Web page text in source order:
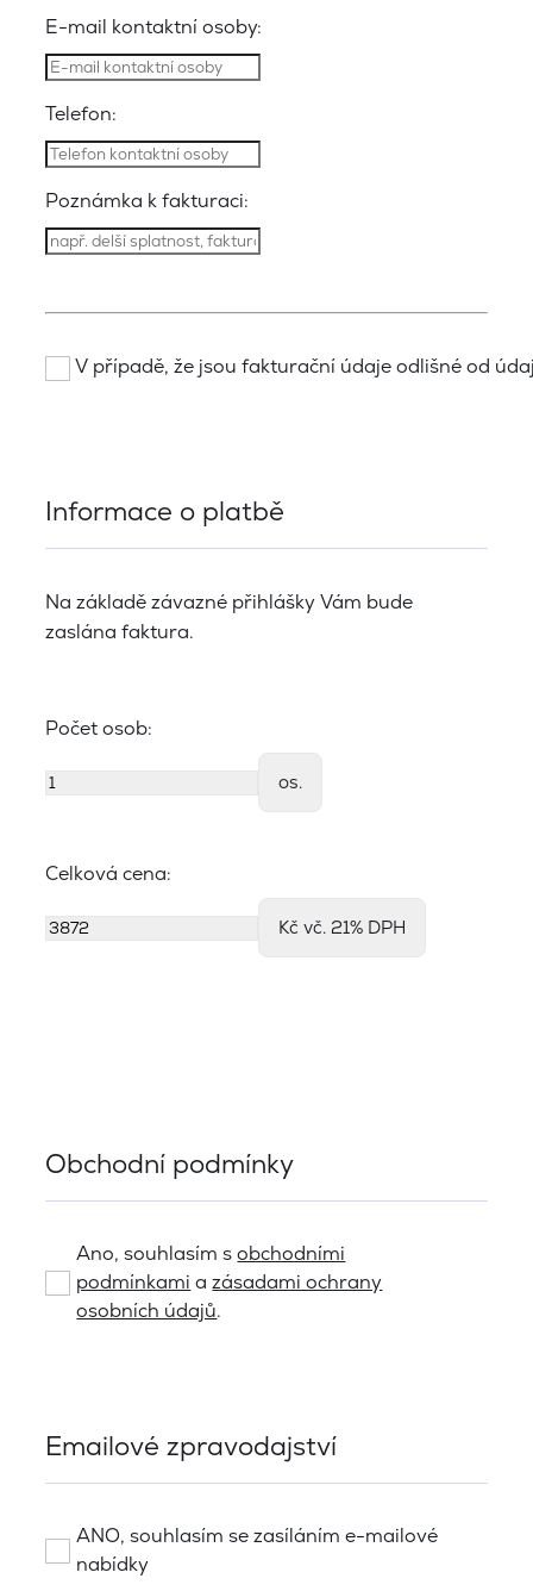
E-mail kontaktní osoby:
Telefon:
Poznámka k fakturaci:
V případě, že jsou fakturační údaje odlišné od
Informace o platbě
Na základě závazné přihlášky Vám bude
zaslána faktura.
Počet osob:
os.
Celková cena:
Kč vč. 21% DPH
Obchodní podmínky
Ano, souhlasím sobchodními
podmínkami azásadami ochrany
osobních údajů.
Emailové zpravodajství
ANO, souhlasím se zasíláním e-mailové
nabídky